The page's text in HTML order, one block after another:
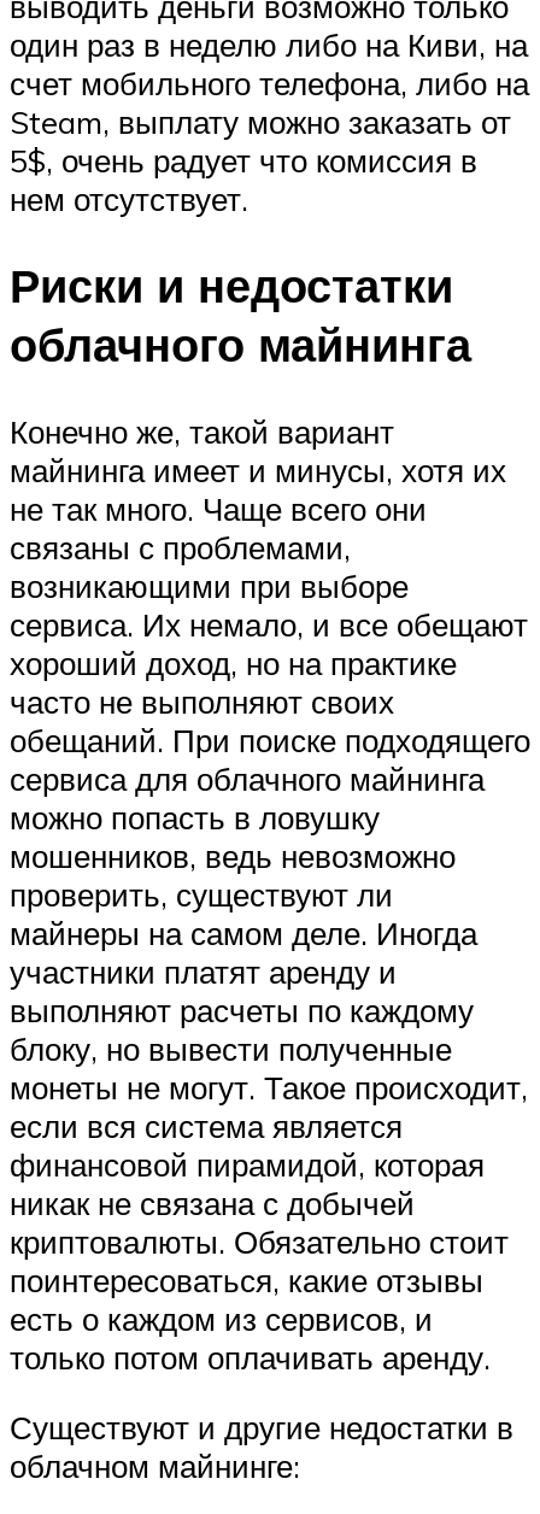
один раз в неделю либо на Киви, на
счет мобильного телефона, либо на
Steam, выплату можно заказать от
5$, очень радует что комиссия в
нем отсутствует.
Риски и недостатки
облачного майнинга
Конечно же, такой вариант
майнинга имеет и минусы, хотя их
не так много. Чаще всего они
связаны с проблемами,
возникающими при выборе
сервиса. Их немало, и все обещают
хороший доход, но на практике
часто не выполняют своих
обещаний. При поиске подходящего
сервиса для облачного майнинга
можно попасть в ловушку
мошенников, ведь невозможно
проверить, существуют ли
майнеры на самом деле. Иногда
участники платят аренду и
выполняют расчеты по каждому
блоку, но вывести полученные
монеты не могут. Такое происходит,
если вся система является
финансовой пирамидой, которая
никак не связана с добычей
криптовалюты. Обязательно стоит
поинтересоваться, какие отзывы
есть о каждом из сервисов, и
только потом оплачивать аренду.
Существуют и другие недостатки в
облачном майнинге: